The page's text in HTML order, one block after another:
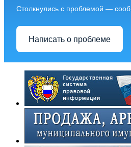
Столкнулись с проблемой —
Написать о проблеме